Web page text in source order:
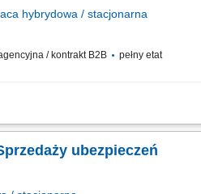
hybrydowa / stacjonarna
/ kontrakt B2B pełny etat
oraz relacji biznesowych; Analiza
ubezpieczeń